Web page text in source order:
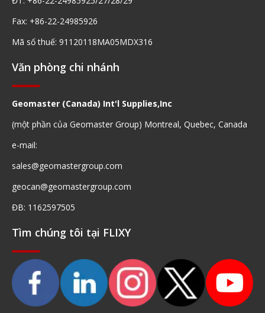
Fax: +86-22-24985926
Mã số thuế: 91120118MA05MDX316
Văn phòng chi nhánh
Geomaster (Canada) Int'l Supplies,Inc
(một phần của Geomaster Group) Montreal, Quebec, Canada
e-mail:
sales@geomastergroup.com
geocan@geomastergroup.com
ĐB: 1162597505
Tìm chúng tôi tại FLIXY